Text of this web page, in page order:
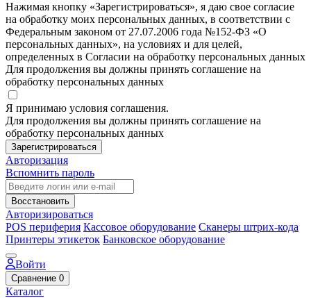
Нажимая кнопку «Зарегистрироваться», я даю свое согласие
на обработку моих персональных данных, в соответствии с
Федеральным законом от 27.07.2006 года №152-ФЗ «О
персональных данных», на условиях и для целей,
определенных в Согласии на обработку персональных данных
Для продолжения вы должны принять соглашение на
обработку персональных данных
Я принимаю условия соглашения.
Для продолжения вы должны принять соглашение на
обработку персональных данных
Зарегистрироваться
Авторизация
Вспомнить пароль
Восстановить
Авторизироваться
POS периферия Кассовое оборудование Сканеры штрих-кода
Принтеры этикеток Банковское оборудование
Войти
Сравнение 0
Каталог